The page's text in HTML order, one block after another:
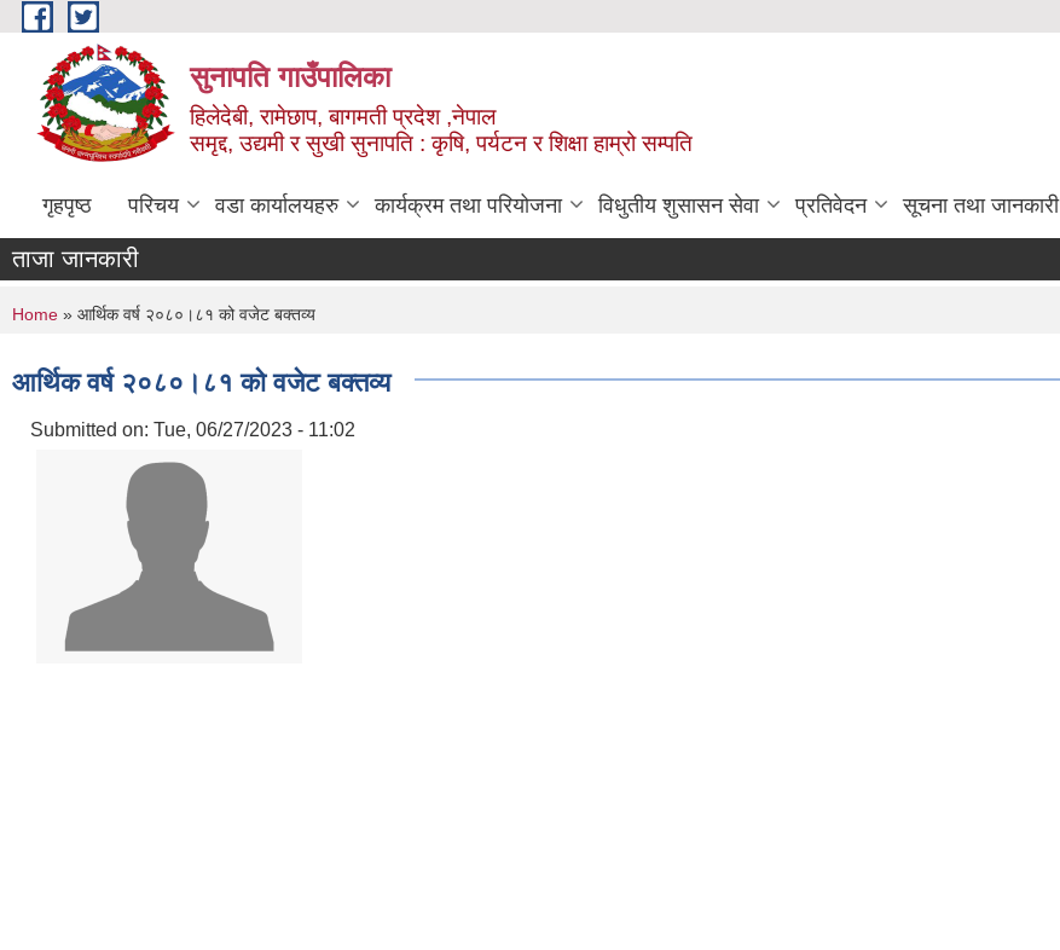
Skip to main content
सुनापति गाउँपालिका
हिलेदेबी, रामेछाप, बागमती प्रदेश ,नेपाल
समृद्द, उद्यमी र सुखी सुनापति : कृषि, पर्यटन र शिक्षा हाम्रो सम्पति
गृहपृष्ठ परिचय वडा कार्यालयहरु कार्यक्रम तथा परियोजना विधुतीय शुसासन सेवा प्रतिवेदन सूचना तथा जानकारी
ताजा जानकारी
You are here
Home » आर्थिक वर्ष २०८०।८१ को वजेट बक्तव्य
आर्थिक वर्ष २०८०।८१ को वजेट बक्तव्य
Submitted on: Tue, 06/27/2023 - 11:02